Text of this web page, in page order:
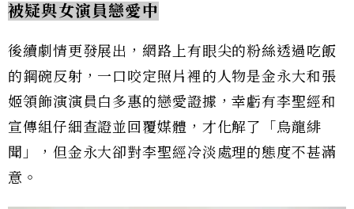
被疑與女演員戀愛中
後續劇情更發展出，網路上有眼尖的粉絲透過吃飯
的鋼碗反射，一口咬定照片裡的人物是金永大和張
姬領飾演演員白多惠的戀愛證據，幸虧有李聖經和
宣傳組仔細查證並回覆媒體，才化解了「烏龍緋
聞」，但金永大卻對李聖經冷淡處理的態度不甚滿
意。